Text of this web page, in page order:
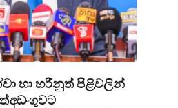
හා හරීනුත් පිළිවලින්